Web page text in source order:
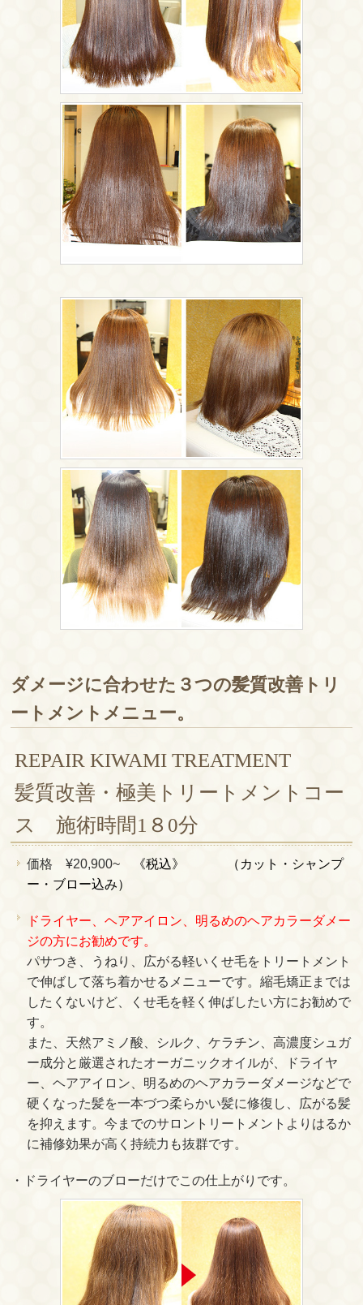
ダメージに合わせた３つの髪質改善トリ
ートメントメニュー。
REPAIR KIWAMI TREATMENT
髪質改善・極美トリートメントコー
ス 施術時間1８0分
価格 ¥20,900~ 《税込》
（カット・シャンプ
ー・ブロー込み）
ドライヤー、ヘアアイロン、明るめのヘアカラーダメー
ジの方にお勧めです。
パサつき、うねり、広がる軽いくせ毛をトリートメント
で伸ばして落ち着かせるメニューです。縮毛矯正までは
したくないけど、くせ毛を軽く伸ばしたい方にお勧めで
す。
また、天然アミノ酸、シルク、ケラチン、高濃度シュガ
ー成分と厳選されたオーガニックオイルが、ドライヤ
ー、ヘアアイロン、明るめのヘアカラーダメージなどで
硬くなった髪を一本づつ柔らかい髪に修復し、広がる髪
を抑えます。今までのサロントリートメントよりはるか
に補修効果が高く持続力も抜群です。
・ドライヤーのブローだけでこの仕上がりです。